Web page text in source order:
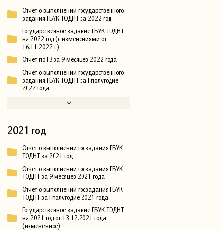
Отчет о выполнении государственного
задания ГБУК ТОДНТ за 2022 год
Государственное задание ГБУК ТОДНТ
на 2022 год (с изменениями от
16.11.2022 г.)
Отчет по ГЗ за 9 месяцев 2022 года
Отчет о выполнении государственного
задания ГБУК ТОДНТ за I полугодие
2022 года
2021 год
Отчет о выполнении госзадания ГБУК
ТОДНТ за 2021 год
Отчет о выполнении госзадания ГБУК
ТОДНТ за 9 месяцев 2021 года
Отчет о выполнении госзадания ГБУК
ТОДНТ за I полугодие 2021 года
Государственное задание ГБУК ТОДНТ
на 2021 год от 13.12.2021 года
(изменённое)